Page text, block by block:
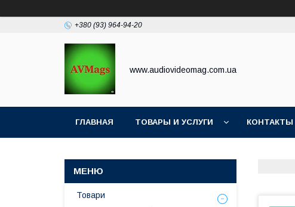
+380 (93) 964-94-20
www.audiovideomag.com.ua
ГЛАВНАЯ ТОВАРЫ И УСЛУГИ КОНТАКТЫ
Товари